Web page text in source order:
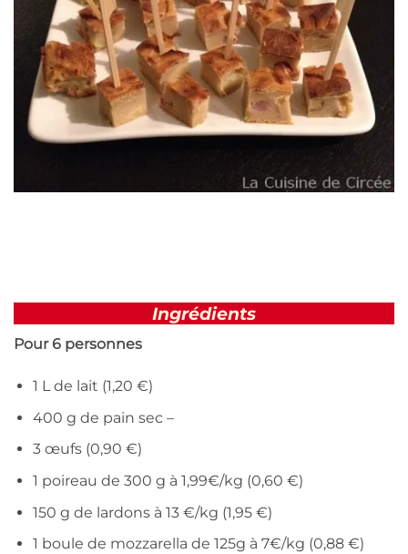
Ingrédients
Pour 6 personnes
1 L de lait (1,20 €)
400 g de pain sec –
3 œufs (0,90 €)
1 poireau de 300 g à 1,99€/kg (0,60 €)
150 g de lardons à 13 €/kg (1,95 €)
1 boule de mozzarella de 125g à 7€/kg (0,88 €)